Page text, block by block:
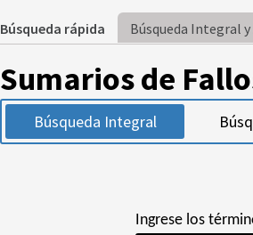
Búsqueda rápida Búsqueda Integral
Sumarios de
Búsqueda Integral
Ingrese los